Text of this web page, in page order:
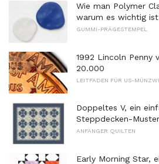
Wie man Polymer
warum es wichtig ist
GUMMI-PRÄGESTEMPEL
1992 Lincoln Penny
20.000
LEITFADEN FÜR US-
Doppeltes V, ein
Steppdecken-Muster
ANFÄNGER QUILTEN
Early Morning Star,